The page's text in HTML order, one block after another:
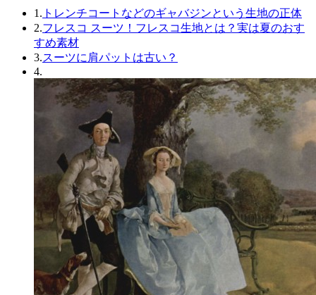
1. トレンチコートなどのギャバジンという生地の正体
2.フレスコ スーツ！フレスコ生地とは？実は夏のおす
すめ素材
3.スーツに肩パットは古い？
4.